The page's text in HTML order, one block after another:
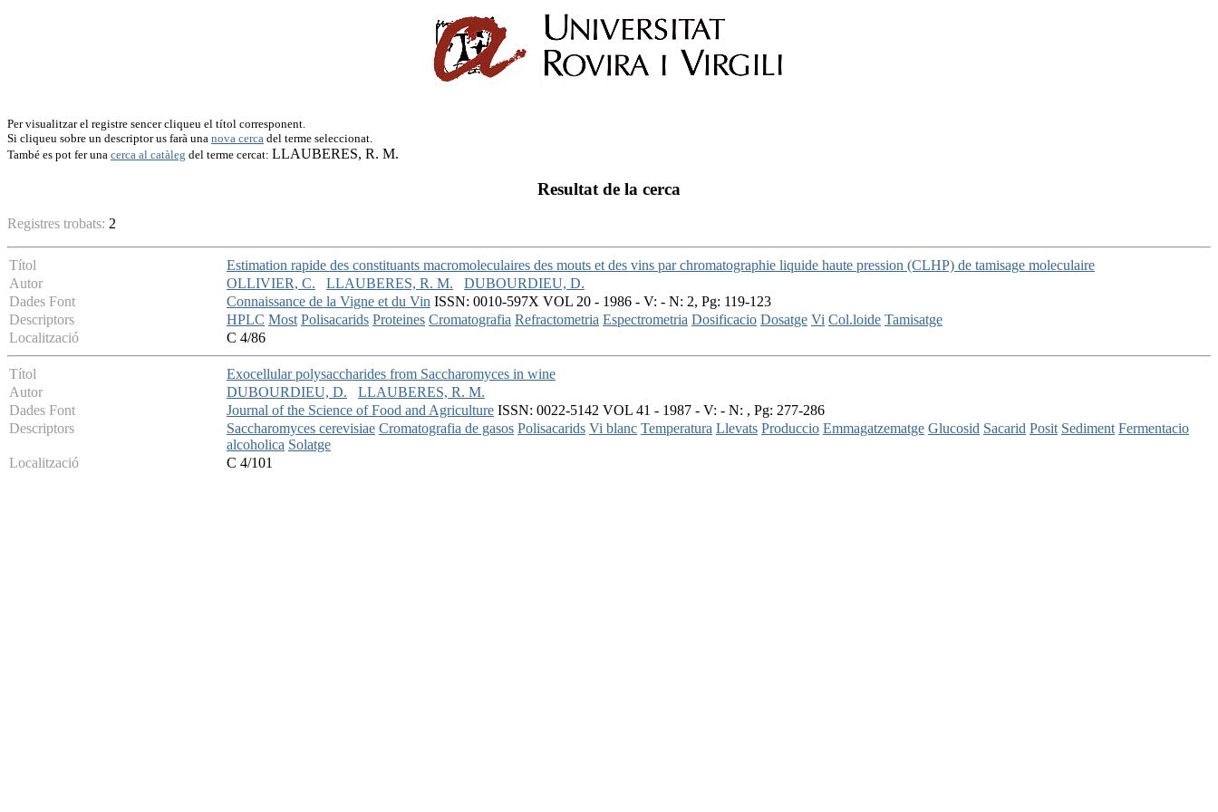
Per visualitzar el registre sencer cliqueu el títol corresponent.
Si cliqueu sobre un descriptor us farà una nova cerca del terme seleccionat.
També es pot fer una cerca al catàleg del terme cercat: LLAUBERES, R. M.
Resultat de la cerca
Registres trobats: 2
Títol
Estimation rapide des constituants macromoleculaires des mouts et des vins par chromatographie liquide haute pression (CLHP) de tamisage moleculaire
Autor
OLLIVIER, C. LLAUBERES, R. M.
DUBOURDIEU, D.
Dades Font
Connaissance de la Vigne et du Vin ISSN: 0010-597X VOL 20 - 1986 - V: - N: 2, Pg: 119-123
Descriptors
HPLC Most Polisacarids Proteines Cromatografia Refractometria Espectrometria Dosificacio Dosatge Vi Col.loide Tamisatge
Localització
C 4/86
Títol
Exocellular polysaccharides from Saccharomyces in wine
Autor
DUBOURDIEU, D.
LLAUBERES, R. M.
Dades Font
Journal of the Science of Food and Agriculture ISSN: 0022-5142 VOL 41 - 1987 - V: - N: , Pg: 277-286
Descriptors
Saccharomyces cerevisiae Cromatografia de gasos Polisacarids Vi blanc Temperatura Llevats Produccio Emmagatzematge Glucosid Sacarid Posit Sediment Fermentacio
alcoholica Solatge
Localització
C 4/101